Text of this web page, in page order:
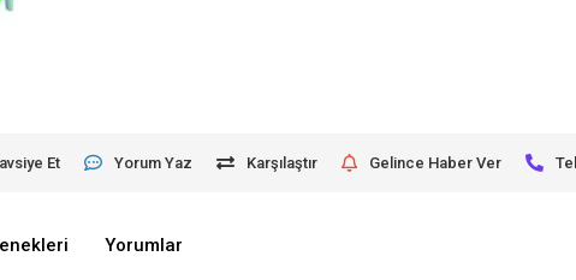
Et Yorum Yaz Karşılaştır Gelince Haber Ver
Yorumlar